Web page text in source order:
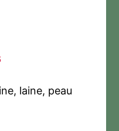
laine, peau